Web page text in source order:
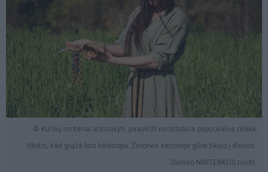
© Kuršių moteriai atsisakyti, paaukoti nuostabius papuošalus reiškė
tikėtis, kad grąža bus keleriopa. Žmonės senovėje giliai tikėjo į dievus.
Deniso NIKITENKOS nuotr.